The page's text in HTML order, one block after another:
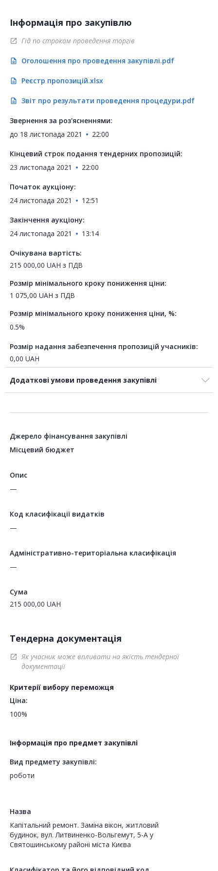
Інформація про закупівлю
open_in_new Гід по строкам проведення торгів
description Оголошення про проведення закупівлі.pdf
description Реєстр пропозицій.xlsx
description Звіт про результати проведення процедури.pdf
Звернення за роз'ясненнями:
до 18 листопада 2021 22:00
Кінцевий строк подання тендерних пропозицій:
23 листопада 2021
22:00
Початок аукціону:
24 листопада 2021
12:51
Закінчення аукціону:
24 листопада 2021
13:14
Очікувана вартість:
215 000,00 UAH з ПДВ
Розмір мінімального кроку пониження ціни:
1 075,00 UAH з ПДВ
Розмір мінімального кроку пониження ціни, %:
0.5%
Розмір надання забезпечення пропозицій учасників:
0,00 UAH
Додаткові умови проведення закупівлі
Джерело фінансування закупівлі
Місцевий бюджет
Опис
—
Код класифікації видатків
—
Адміністративно-територіальна класифікація
—
Сума
215 000,00 UAH
Тендерна документація
open_in_new
Як учасник може впливати на якість тендерної
документації
Критерії вибору переможця
Ціна:
100%
Інформація про предмет закупівлі
Вид предмету закупівлі:
роботи
Назва
Капітальний ремонт. Заміна вікон, житловий
будинок, вул. Литвиненко-Вольгемут, 5-А у
Святошинському районі міста Києва